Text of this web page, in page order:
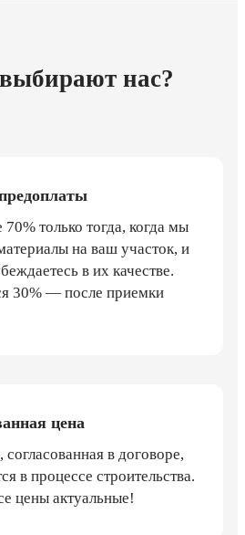
нас?
только тогда, когда мы
на ваш участок, и
в их качестве.
30% — после приемки
цена
в договоре,
в процессе строительства.
цены актуальные!